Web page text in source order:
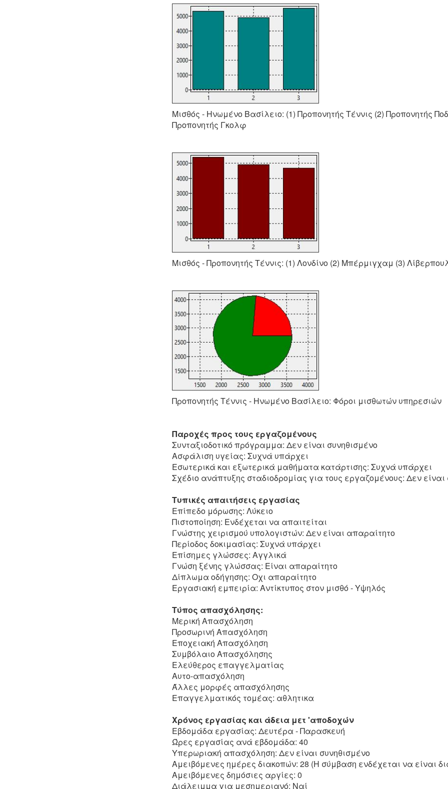
Μισθός - Ηνωμένο Βασίλειο: (1) Προπονητής Τέννις (2) Προπονητής
Προπονητής Γκολφ
Μισθός - Προπονητής Τέννις: (1) Λονδίνο (2) Μπέρμιγχαμ (3)
Προπονητής Τέννις - Ηνωμένο Βασίλειο: Φόροι μισθωτών υπηρεσιών
Παροχές προς τους εργαζομένους
Συνταξιοδοτικό πρόγραμμα: Δεν είναι συνηθισμένο
Ασφάλιση υγείας: Συχνά υπάρχει
Εσωτερικά και εξωτερικά μαθήματα κατάρτισης: Συχνά υπάρχει
Σχέδιο ανάπτυξης σταδιοδρομίας για τους εργαζομένους: Δεν είναι
Τυπικές απαιτήσεις εργασίας
Επίπεδο μόρωσης: Λύκειο
Πιστοποίηση: Ενδέχεται να απαιτείται
Γνώστης χειρισμού υπολογιστών: Δεν είναι απαραίτητο
Περίοδος δοκιμασίας: Συχνά υπάρχει
Επίσημες γλώσσες: Αγγλικά
Γνώση ξένης γλώσσας: Είναι απαραίτητο
Δίπλωμα οδήγησης: Οχι απαραίτητο
Εργασιακή εμπειρία: Αντίκτυπος στον μισθό - Υψηλός
Τύπος απασχόλησης:
Μερική Απασχόληση
Προσωρινή Απασχόληση
Εποχειακή Απασχόληση
Συμβόλαιο Απασχόλησης
Ελεύθερος επαγγελματίας
Αυτο-απασχόληση
Άλλες μορφές απασχόλησης
Επαγγελματικός τομέας: αθλητικα
Χρόνος εργασίας και άδεια μετ 'αποδοχών
Εβδομάδα εργασίας: Δευτέρα - Παρασκευή
Ώρες εργασίας ανά εβδομάδα: 40
Υπερωριακή απασχόληση: Δεν είναι συνηθισμένο
Αμειβόμενες ημέρες διακοπών: 28 (Η σύμβαση ενδέχεται να είναι
Αμειβόμενες δημόσιες αργίες: 0
Διάλειμμα για μεσημεριανό: Ναί